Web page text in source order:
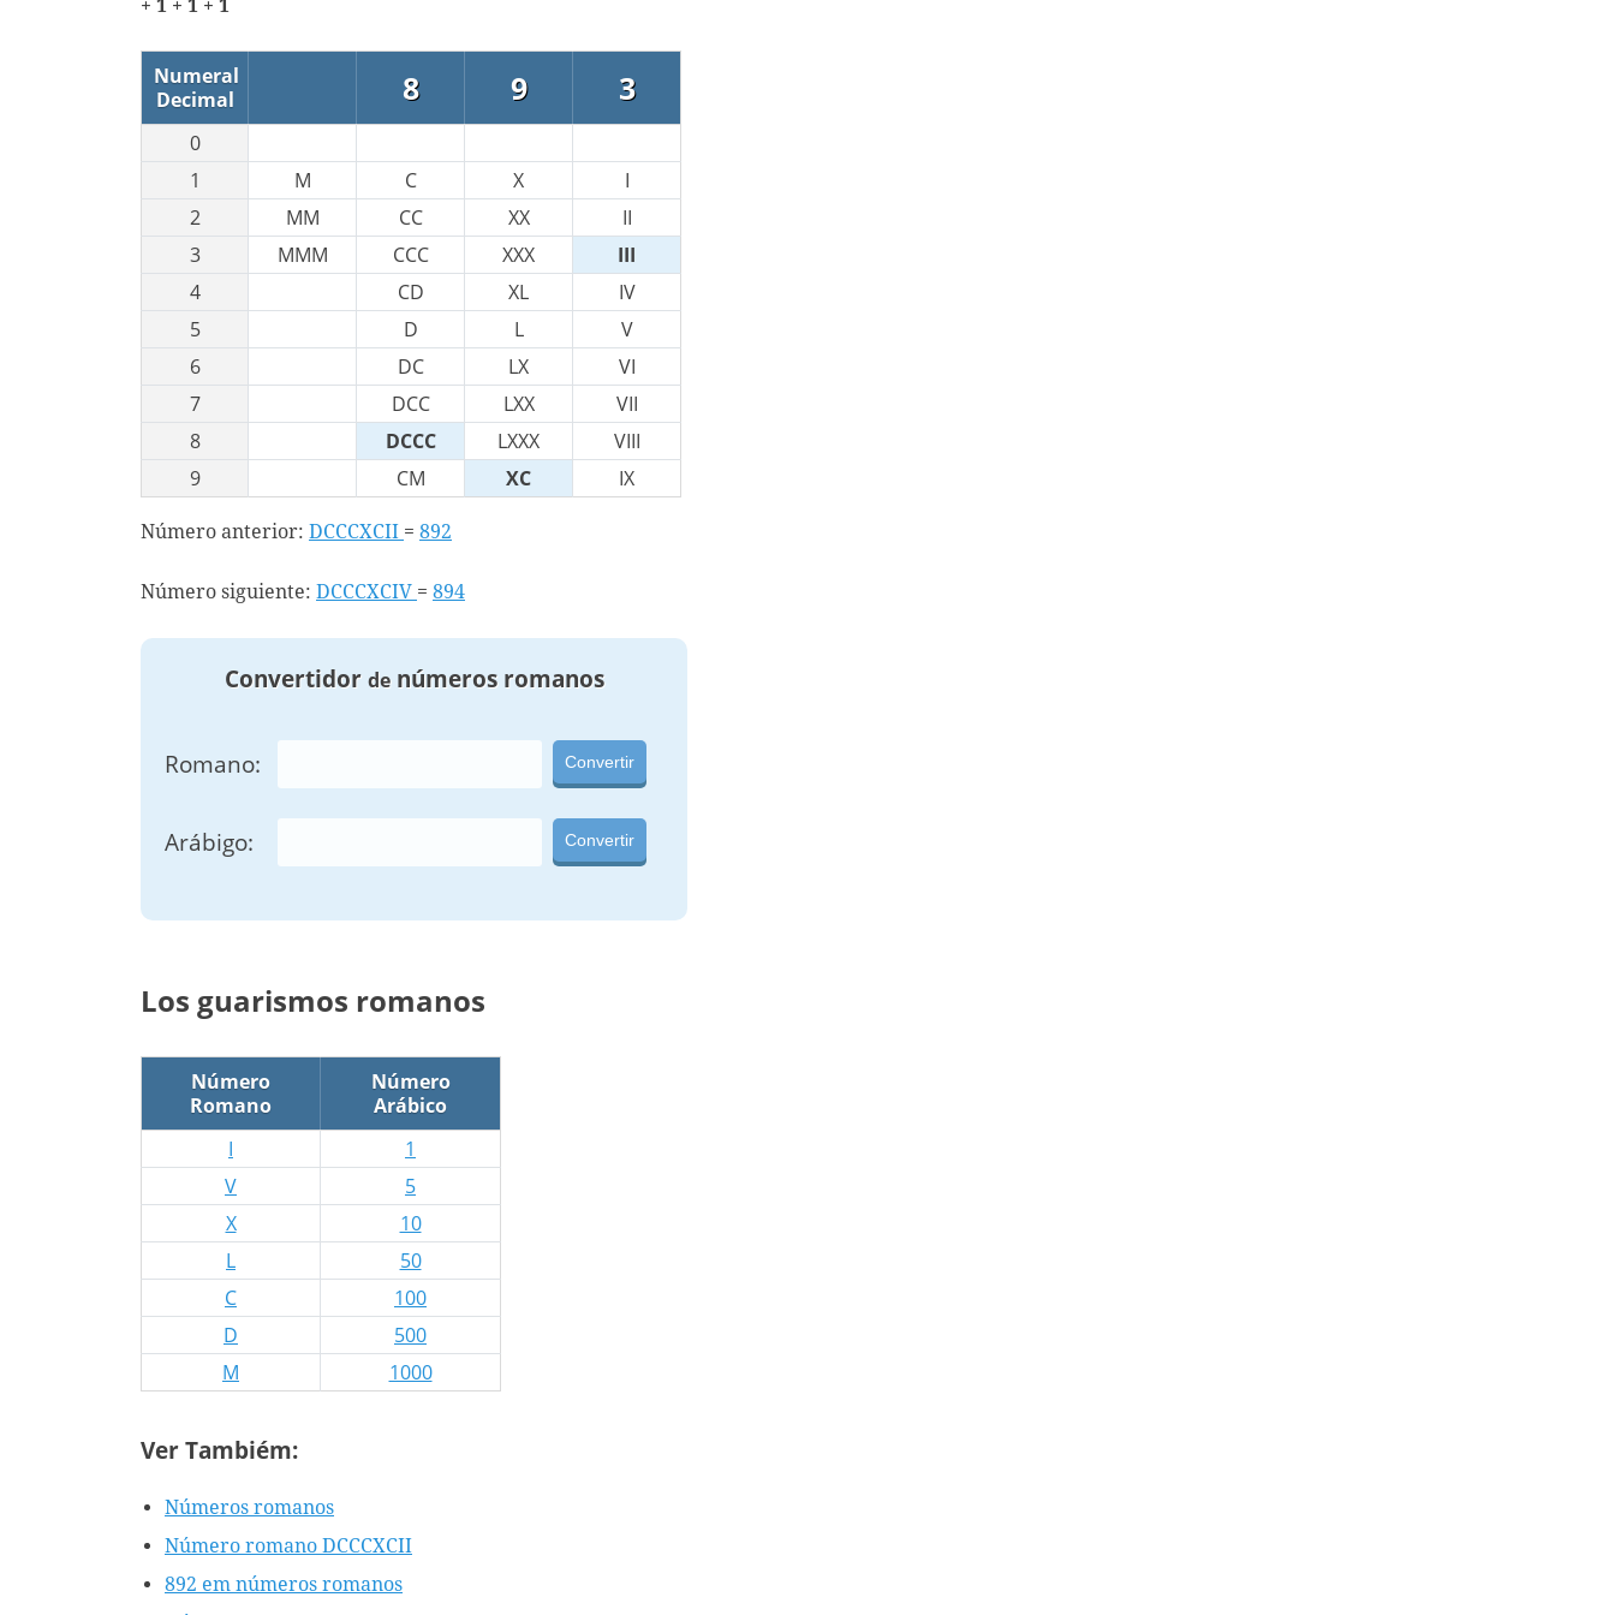
+ 1 + 1 + 1
Numeral
Decimal
8 9 3
0
1
M C X
I
2
MM CC XX
II
3
MMM CCC XXX
III
4
CD XL
IV
5
D L
V
6
DC LX
VI
7
DCC LXX
VII
8
DCCC LXXX
VIII
9
CM XC IX
Número anterior: DCCCXCII = 892
Número siguiente: DCCCXCIV = 894
Convertidor denúmeros romanos
Romano: Convertir
Arábigo: Convertir
Los guarismos romanos
Número
Romano
Número
Arábico
I
1
V
5
X
10
L
50
C
100
D
500
M
1000
Ver Tambiém:
Números romanos
Número romano DCCCXCII
892 em números romanos